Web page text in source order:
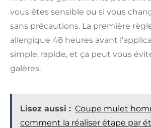
vous êtes sensible ou si vous
sans précautions. La première
allergique 48 heures avant
simple, rapide, et ça peut vous
galères.
Lisez aussi : Coupe mulet
comment la réaliser étape par